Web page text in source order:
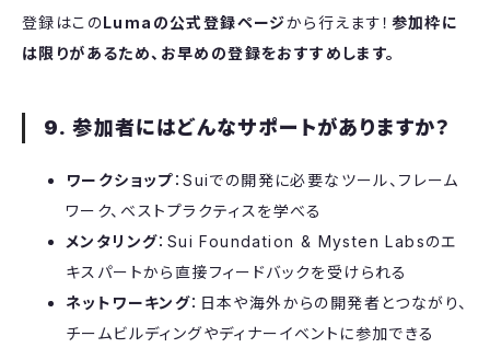
​登録はこのLumaの公式登録ページから行えます！ 参加枠に
は限りがあるため、お早めの登録をおすすめします。
9. 参加者にはどんなサポートがありますか？
ワークショップ：Suiでの開発に必要なツール、フレーム
ワーク、ベストプラクティスを学べる
メンタリング：Sui Foundation & Mysten Labsのエ
キスパートから直接フィードバックを受けられる
ネットワーキング：日本や海外からの開発者とつながり、
チームビルディングやディナーイベントに参加できる